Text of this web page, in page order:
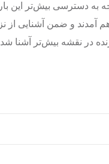
به دسترسی بیش‌تر این
و ضمن آشنایی از
در نقشه بیش‌تر آشنا